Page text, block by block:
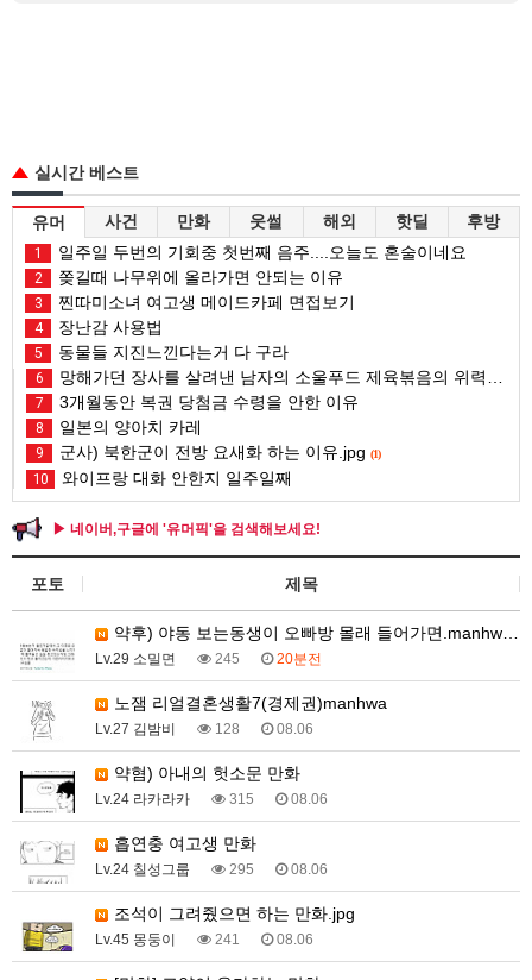
실시간 베스트
유머 사건 만화 웃썰 해외 핫딜 후방
1 일주일 두번의 기회중 첫번째 음주....오늘도 혼술이네요
2 쫒길때 나무위에 올라가면 안되는 이유
3 찐따미소녀 여고생 메이드카페 면접보기
4 장난감 사용법
5 동물들 지진느낀다는거 다 구라
6 망해가던 장사를 살려낸 남자의 소울푸드 제육볶음의 위력 ㅋㅋ
7 3개월동안 복권 당첨금 수령을 안한 이유
8 일본의 양아치 카레
9 군사) 북한군이 전방 요새화 하는 이유.jpg (1)
10 와이프랑 대화 안한지 일주일째
▶ 네이버,구글에 '유머픽'을 검색해보세요!
포토 제목
약후) 야동 보는동생이 오빠방 몰래 들어가면.manhw…
Lv.29 소밀면 245 20분전
노잼 리얼결혼생활7(경제권)manhwa
Lv.27 김밤비 128 08.06
약혐) 아내의 헛소문 만화
Lv.24 라카라카 315 08.06
흡연충 여고생 만화
Lv.24 칠성그룹 295 08.06
조석이 그려줬으면 하는 만화.jpg
Lv.45 몽둥이 241 08.06